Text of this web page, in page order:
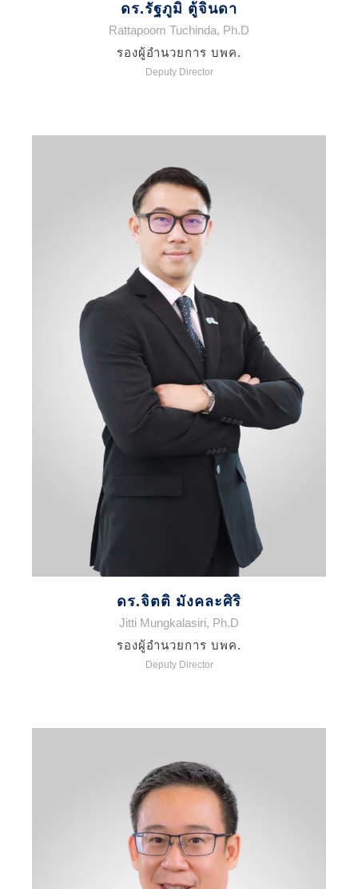
ดร.รัฐภูมิ ตู้จินดา
Rattapoom Tuchinda, Ph.D
รองผู้อำนวยการ บพค.
Deputy Director
ดร.จิตติ มังคละศิริ
Jitti Mungkalasiri, Ph.D
รองผู้อำนวยการ บพค.
Deputy Director